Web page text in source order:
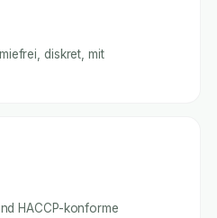
diskret, mit
HACCP-konforme